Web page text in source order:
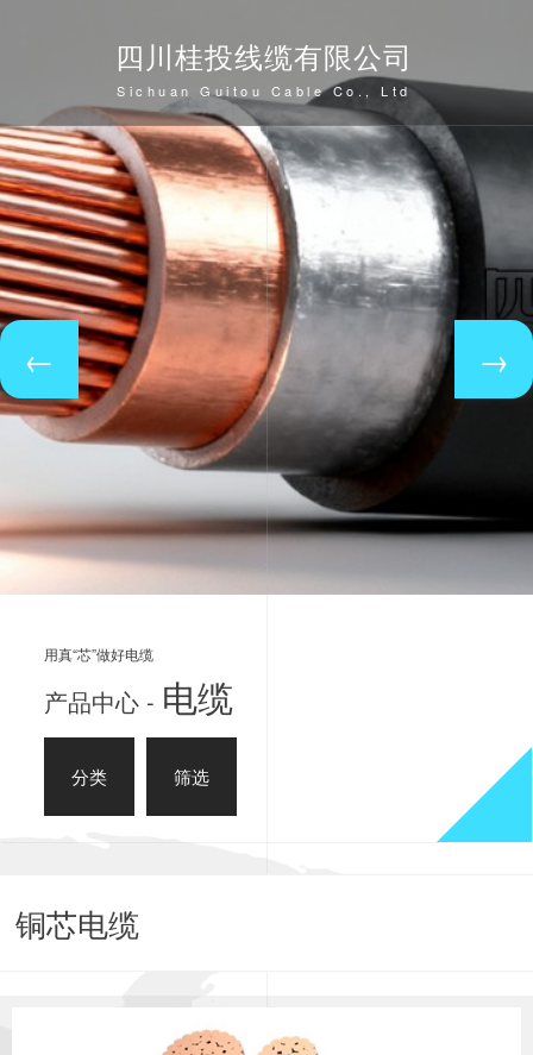
四川桂投线缆有限公司
Sichuan Guitou Cable Co., Ltd
用真“芯”做好电缆
产品中心 - 电缆
分类 筛选
铜芯电缆